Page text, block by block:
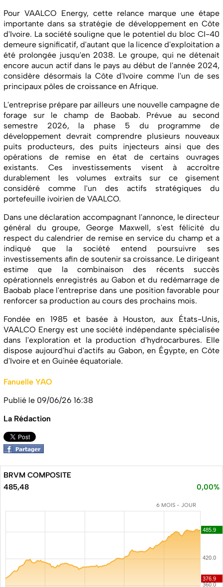
Pour VAALCO Energy, cette relance marque une étape
importante dans sa stratégie de développement en Côte
d'Ivoire. La société souligne que le potentiel du bloc CI-40
demeure significatif, d'autant que la licence d'exploitation a
été prolongée jusqu'en 2038. Le groupe, qui ne détenait
encore aucun actif dans le pays au début de l'année 2024,
considère désormais la Côte d'Ivoire comme l'un de ses
principaux pôles de croissance en Afrique.
L'entreprise prépare par ailleurs une nouvelle campagne de
forage sur le champ de Baobab. Prévue au second
semestre 2026, la phase 5 du programme de
développement devrait comprendre plusieurs nouveaux
puits producteurs, des puits injecteurs ainsi que des
opérations de remise en état de certains ouvrages
existants. Ces investissements visent à accroître
durablement les volumes extraits sur ce gisement
considéré comme l'un des actifs stratégiques du
portefeuille ivoirien de VAALCO.
Dans une déclaration accompagnant l'annonce, le directeur
général du groupe, George Maxwell, s'est félicité du
respect du calendrier de remise en service du champ et a
indiqué que la société entend poursuivre ses
investissements afin de soutenir sa croissance. Le dirigeant
estime que la combinaison des récents succès
opérationnels enregistrés au Gabon et du redémarrage de
Baobab place l'entreprise dans une position favorable pour
renforcer sa production au cours des prochains mois.
Fondée en 1985 et basée à Houston, aux États-Unis,
VAALCO Energy est une société indépendante spécialisée
dans l'exploration et la production d'hydrocarbures. Elle
dispose aujourd'hui d'actifs au Gabon, en Égypte, en Côte
d'Ivoire et en Guinée équatoriale.
Fanuelle YAO
Publié le 09/06/26 16:38
La Rédaction
BRVM COMPOSITE
485,48
0,00%
6 MOIS - JOUR